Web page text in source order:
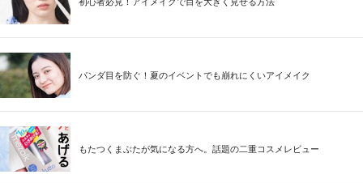
パンダ目を防ぐ！夏のイベントでも崩れにくいアイメイク
もたつくまぶたが気になる方へ。話題の二重コスメレビュー